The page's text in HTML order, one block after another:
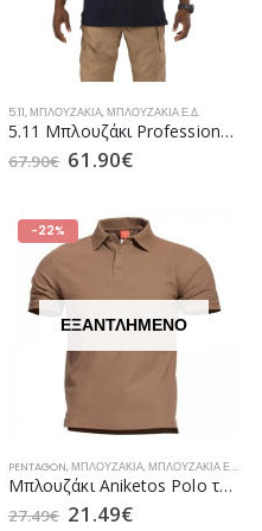
5.11,ΜΠΛΟΥΖΆΚΙΑ,ΜΠΛΟΥΖΆΚΙΑ Ε.Δ.
5.11 Μπλουζάκι Professional Polo K/M Navy Blue (41060)
67.90€ 61.90€
-22%
ΕΞΑΝΤΛΗΜΈΝΟ
PENTAGON,ΜΠΛΟΥΖΆΚΙΑ,ΜΠΛΟΥΖΆΚΙΑ Ε.Δ.
Μπλουζάκι Aniketos Polo της PENTAGON Coyote
27.49€ 21.49€